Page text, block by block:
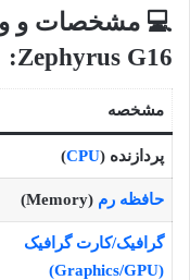
Zephyrus G16:
مشخصه
پردازنده (CPU
)
حافظه رم(Memory)
گرافیک/کارت گرافیک
(Graphics/GPU)